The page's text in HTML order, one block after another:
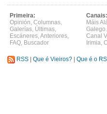
Primeira:
Opinión, Columnas,
Galerías, Últimas,
Escáneres,Anteriores,
FAQ, Buscador
Canais:
Máis
Canal
Irimia,
RSS Que é Vieiros? Que é o